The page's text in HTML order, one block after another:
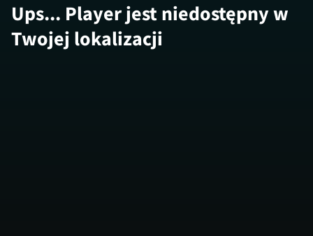
Ups... Player jest niedostępny w
Twojej lokalizacji